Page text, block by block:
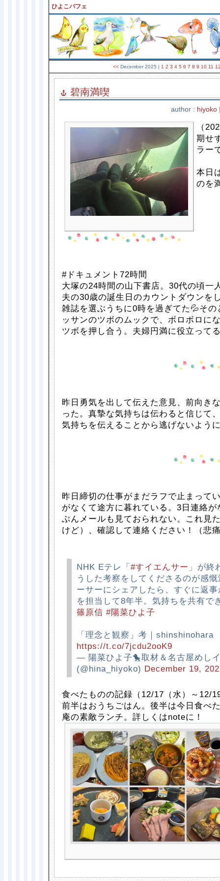
ひよこパフェ
<< December 2025 | 1 2 3 4 5 6 7 8 9 10 11
碧南満喫
author : hiyoko
（
期せ
ラー
本日
のを
#ドキュメント72時間
大塚の24時間の山下書店。30代の頃一
夫の30歳の誕生日のカウントダウンを
雑誌を選ぶうちに0時を過ぎてた💦そ
ッサンのツボのムックで、ボロボロに
ツボを押し合う。夫婦円満に役立って
昨日勇気を出して伝えた意見、前向き
った。真摯な気持ちは伝わると信じて
気持ちを伝えることから逃げないよう
昨日締切の仕事がまだラフで止まって
がなくて途方に暮れている。3日連絡
ぶんメールも見ておられない。これ見
けど）、確認して連絡ください！（悲
NHK Eテレ「 #すイエんサー 」が終
うした考察をしてくださるのが感
ーサーにシェアしたら、すぐに返
を担当して8年半。気持ちを共有で
篠原信 #陽菜ひよ子
「理念と観察」考｜shinshinohara
https://t.co/7jcdu2ooK9
— 陽菜ひよ子🐤取材＆名古屋めし
(@hina_hiyoko) December 19,
食べたものの記録（12/17（水）～12/
前半はおうちごはん。後半は今日食べ
庵の素敵ランチ。詳しくはnoteに！